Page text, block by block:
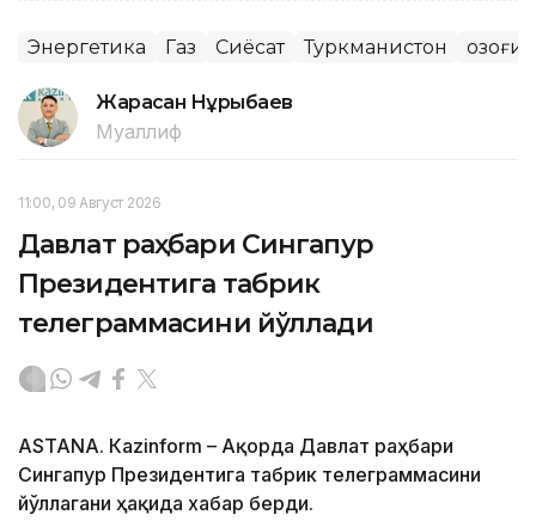
Энергетика Газ Сиёсат Туркманистон
Жарасқан Нұрыбаев
Муаллиф
11:00, 09 Август 2026
Давлат раҳбари Сингапур
Президентига табрик
телеграммасини йўллади
ASTANА. Кazinform – Ақорда Давлат раҳбари
Сингапур Президентига табрик телеграммасини
йўллагани ҳақида хабар берди.